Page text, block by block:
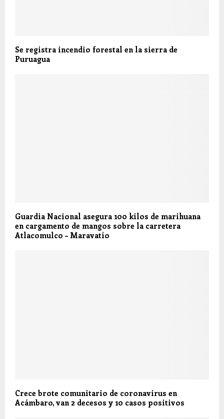
Se registra incendio forestal en la sierra de
Puruagua
Guardia Nacional asegura 100 kilos de marihuana
en cargamento de mangos sobre la carretera
Atlacomulco – Maravatío
Crece brote comunitario de coronavirus en
Acámbaro, van 2 decesos y 10 casos positivos